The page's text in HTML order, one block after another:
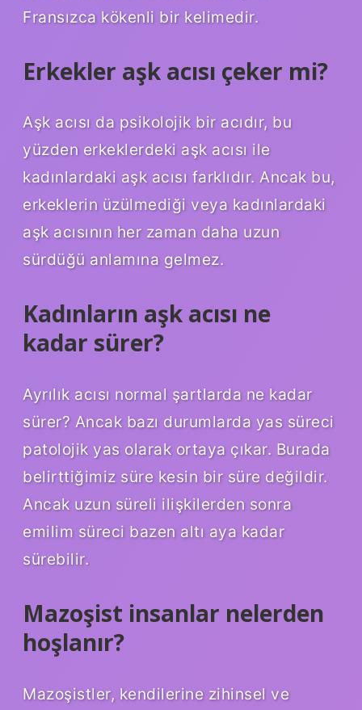
Fransızca kökenli bir kelimedir.
Erkekler aşk acısı çeker mi?
Aşk acısı da psikolojik bir acıdır, bu
yüzden erkeklerdeki aşk acısı ile
kadınlardaki aşk acısı farklıdır. Ancak bu,
erkeklerin üzülmediği veya kadınlardaki
aşk acısının her zaman daha uzun
sürdüğü anlamına gelmez.
Kadınların aşk acısı ne
kadar sürer?
Ayrılık acısı normal şartlarda ne kadar
sürer? Ancak bazı durumlarda yas süreci
patolojik yas olarak ortaya çıkar. Burada
belirttiğimiz süre kesin bir süre değildir.
Ancak uzun süreli ilişkilerden sonra
emilim süreci bazen altı aya kadar
sürebilir.
Mazoşist insanlar nelerden
hoşlanır?
Mazoşistler, kendilerine zihinsel ve